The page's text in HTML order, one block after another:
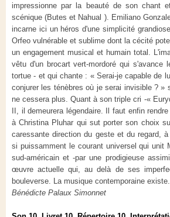
impressionne par la beauté de son chant
scénique (Butes et Nahual ). Emiliano
incarne ici un héros d'une simplicité
Orfeo vulnérable et sublime dont la cécité
un engagement musical et humain total.
vêtu d'un brocart vert-mordoré qui s'avance
tortue - et qui chante : « Serai-je capable de
conjurer les ténèbres où je serai invisible ? »
ne cessera plus. Quant à son triple cri -«
II, il demeurera légendaire. Il faut enfin
à Christina Pluhar qui sut porter son choix
caressante direction du geste et du regard,
si puissamment le courant universel qui unit
sud-américain et -par une prodigieuse
œuvre actuelle qui, au delà de ses
bouleverse. La musique contemporaine
Bénédicte Palaux Simonnet